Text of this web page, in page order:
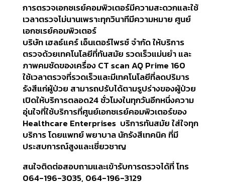
การตรวจเอกซเรย์คอมพิวเตอร์มีความสะดวกและใช้
เวลาตรวจไม่นานเพราะทุกวินาทีมีความหมาย ศูนย์
เอกซเรย์คอมพิวเตอร์
บริษัท เฮลธ์แคร์ เอ็นเตอร์ไพรซ์ จำกัด ให้บริการ
ตรวจด้วยเทคโนโลยีที่ทันสมัย รวดเร็วแม่นยำ และ
ภาพคมชัดของเครื่อง CT scan AQ Prime 160
ใช้เวลาตรวจที่รวดเร็วและมีเทคโนโลยีที่ลดปริมาร
รังสีแก่ผู้ป่วย สามารถปรับได้ตามรูปร่างของผู้ป่วย
เปิดให้บริการตลอด24 ชั่วโมงในทุกวันอีกหนึ่งความ
อุ่นใจที่ใช้บริการที่ศูนย์เอกซเรย์คอมพิวเตอร์ของ
Healthcare Enterprises บริการทันสมัย ใส่ใจทุก
บริการ โดยแพทย์ พยาบาล นักรังสีเทคนิค ที่มี
ประสบการณ์สูงและเชี่ยวชาญ
สนใจติดต่อสอบถามและเข้ารับการตรวจได้ที่ โทร
064-196-3035, 064-196-3129